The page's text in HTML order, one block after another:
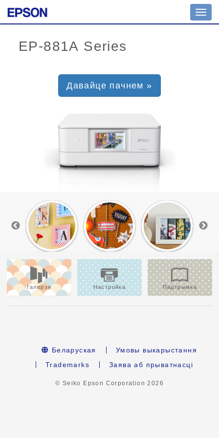
Давайце пачнем »
Галерэя Настройка Падтрымка
Беларуская
Умовы выкарыстання
Trademarks
Заява аб прыватнасці
© Seiko Epson Corporation2026